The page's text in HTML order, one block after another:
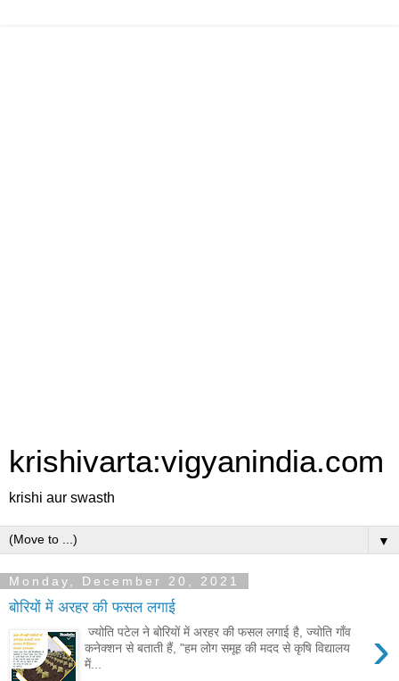
krishivarta:vigyanindia.com
krishi aur swasth
▼
Monday, December 20, 2021
बोरियों में अरहर की फसल लगाई
›
ज्योति पटेल ने बोरियों में अरहर की फसल लगाई है, ज्योति गाँव
कनेक्शन से बताती हैं, "हम लोग समूह की मदद से कृषि विद्यालय
में...